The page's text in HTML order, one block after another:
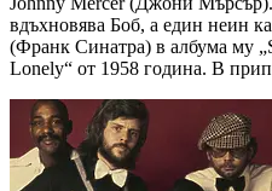
вдъхновява Боб, а един неин
(Франк Синатра) в албума му
Lonely“ от 1958 година. В